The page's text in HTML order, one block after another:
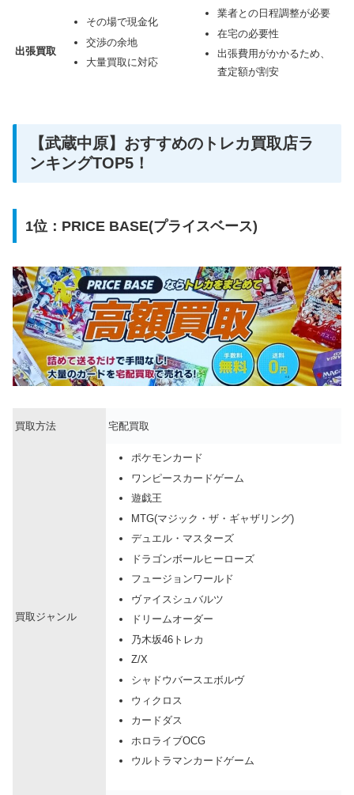
出張買取
その場で現金化
交渉の余地
大量買取に対応
業者との日程調整が必要
在宅の必要性
出張費用がかかるため、
査定額が割安
【武蔵中原】おすすめのトレカ買取店ラ
ンキングTOP5！
1位：PRICE BASE(プライスベース)
買取方法 宅配買取
買取ジャンル
ポケモンカード
ワンピースカードゲーム
遊戯王
MTG(マジック・ザ・ギャザリング)
デュエル・マスターズ
ドラゴンボールヒーローズ
フュージョンワールド
ヴァイスシュバルツ
ドリームオーダー
乃木坂46トレカ
Z/X
シャドウバースエボルヴ
ウィクロス
カードダス
ホロライブOCG
ウルトラマンカードゲーム